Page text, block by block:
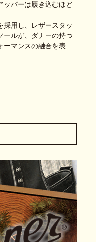
ッパーは履き込むほど
採用し、レザースタッ
ールが、ダナーの持つ
ーマンスの融合を表